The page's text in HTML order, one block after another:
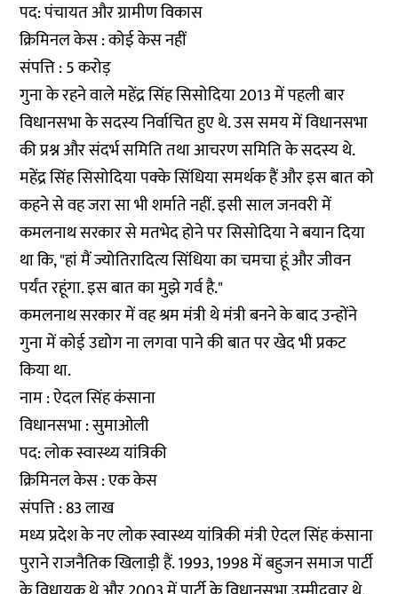
पद: पंचायत और ग्रामीण विकास
क्रिमिनल केस : कोई केस नहीं
संपत्ति : 5 करोड़
गुना के रहने वाले महेंद्र सिंह सिसोदिया 2013 में पहली बार
विधानसभा के सदस्य निर्वाचित हुए थे. उस समय में विधानसभा
की प्रश्न और संदर्भ समिति तथा आचरण समिति के सदस्य थे.
महेंद्र सिंह सिसोदिया पक्के सिंधिया समर्थक हैं और इस बात को
कहने से वह जरा सा भी शर्माते नहीं. इसी साल जनवरी में
कमलनाथ सरकार से मतभेद होने पर सिसोदिया ने बयान दिया
था कि, "हां मैं ज्योतिरादित्य सिंधिया का चमचा हूं और जीवन
पर्यंत रहूंगा. इस बात का मुझे गर्व है."
कमलनाथ सरकार में वह श्रम मंत्री थे मंत्री बनने के बाद उन्होंने
गुना में कोई उद्योग ना लगवा पाने की बात पर खेद भी प्रकट
किया था.
नाम : ऐदल सिंह कंसाना
विधानसभा : सुमाओली
पद: लोक स्वास्थ्य यांत्रिकी
क्रिमिनल केस : एक केस
संपत्ति : 83 लाख
मध्य प्रदेश के नए लोक स्वास्थ्य यांत्रिकी मंत्री ऐदल सिंह कंसाना
पुराने राजनैतिक खिलाड़ी हैं. 1993, 1998 में बहुजन समाज पार्टी